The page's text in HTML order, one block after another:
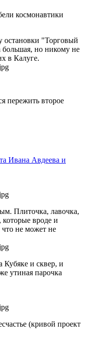
космонавтики
"Торговый
большая, но никому не
в Калуге.
пережить второе
Ивана Авдеева и
Плиточка, лавочка,
вроде и
что не может не
Кубяке и сквер, и
утиная парочка
(кривой проект